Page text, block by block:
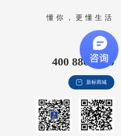
懂你，更懂生活
全国客服热线
400 8866 020
新标商城